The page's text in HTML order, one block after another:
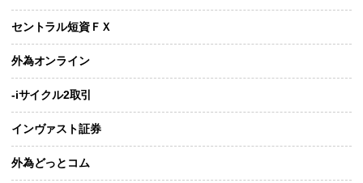
セントラル短資ＦＸ
外為オンライン
-iサイクル2取引
インヴァスト証券
外為どっとコム